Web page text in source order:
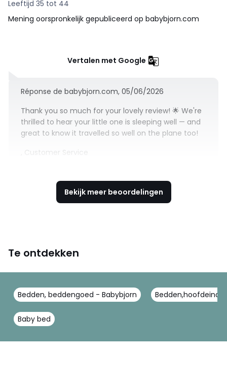
Leeftijd 35 tot 44
Mening oorspronkelijk gepubliceerd op babybjorn.com
Vertalen met Google
Réponse de babybjorn.com, 05/06/2026
Thank you so much for your lovely review! 🌟 We're
thrilled to hear your little one is sleeping well — and
great to know it travelled so well on the plane too!
, Customer Service
Bekijk meer beoordelingen
Te ontdekken
Bedden, beddengoed - Babybjorn
Baby bed